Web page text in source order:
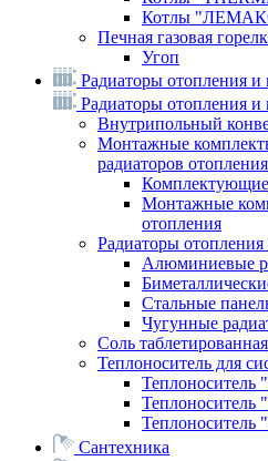
Котлы
Печная газовая
Угоп
Радиаторы отопления
Радиаторы отопления
Внутрипольный
Монтажные
радиаторов отопления
Комплектующие
Монтажные
отопления
Радиаторы отопления
Алюминиевые
Стальные
Чугунные
Соль таблетированная
Теплоноситель для
Теплоноситель
Теплоноситель
Теплоноситель
Сантехника